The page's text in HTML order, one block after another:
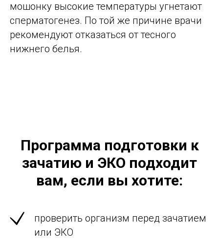
мошонку высокие температуры угнетают
сперматогенез. По той же причине врачи
рекомендуют отказаться от тесного
нижнего белья.
Программа подготовки к
зачатию и ЭКО подходит
вам, если вы хотите:
проверить организм перед зачатием
или ЭКО